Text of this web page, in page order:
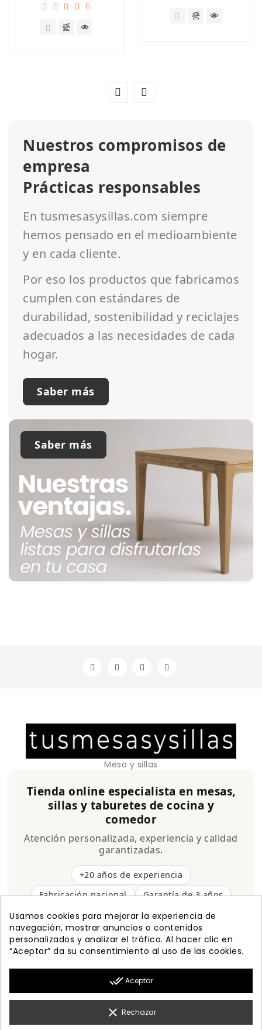
Nuestros compromisos de
empresa
Prácticas responsables
En tusmesasysillas.com siempre
hemos pensado en el medioambiente
y en cada cliente.
Por eso los productos que fabricamos
cumplen con estándares de
durabilidad, sostenibilidad y reciclajes
adecuados a las necesidades de cada
hogar.
Saber más
Saber más
Mesa y sillas
Tienda online especialista en mesas,
sillas y taburetes de cocina y
comedor
Atención personalizada, experiencia y calidad
garantizadas.
+20 años de experiencia
Fabricación nacional
Garantía de 3 años
Envío gratis
PRODUCTOS 

INFORMACIÓN 
Usamos cookies para mejorar la experiencia de
navegación, mostrar anuncios o contenidos
personalizados y analizar el tráfico. Al hacer clic en
“Aceptar” da su consentimiento al uso de las cookies.
done_all Aceptar
clear Rechazar